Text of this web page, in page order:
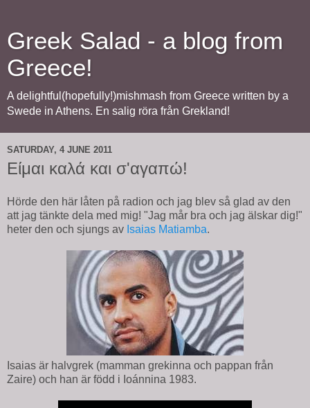
Greek Salad - a blog from
Greece!
A delightful(hopefully!)mishmash from Greece written by a
Swede in Athens. En salig röra från Grekland!
SATURDAY, 4 JUNE 2011
Είμαι καλά και σ'αγαπώ!
Hörde den här låten på radion och jag blev så glad av den
att jag tänkte dela med mig! "Jag mår bra och jag älskar dig!"
heter den och sjungs av Isaias Matiamba.
Isaias är halvgrek (mamman grekinna och pappan från
Zaire) och han är född i Ioánnina 1983.